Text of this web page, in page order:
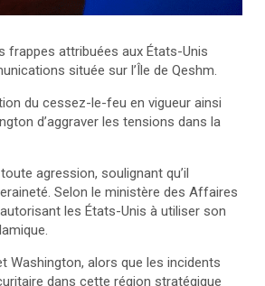
frappes attribuées aux États-Unis
située sur l’Île de Qeshm.
du cessez-le-feu en vigueur ainsi
d’aggraver les tensions dans la
agression, soulignant qu’il
Selon le ministère des Affaires
les États-Unis à utiliser son
Washington, alors que les incidents
dans cette région stratégique